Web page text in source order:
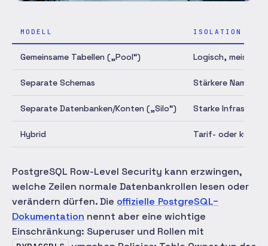
MODELL ISOLATION
Gemeinsame Tabellen („Pool“) Logisch, meist
Separate Schemas Stärkere
Separate Datenbanken/Konten („Silo“) Starke
Hybrid Tarif- oder
PostgreSQL Row-Level Security kann erzwingen,
welche Zeilen normale Datenbankrollen lesen oder
verändern dürfen. Die offizielle PostgreSQL-
Dokumentation nennt aber eine wichtige
Einschränkung: Superuser und Rollen mit